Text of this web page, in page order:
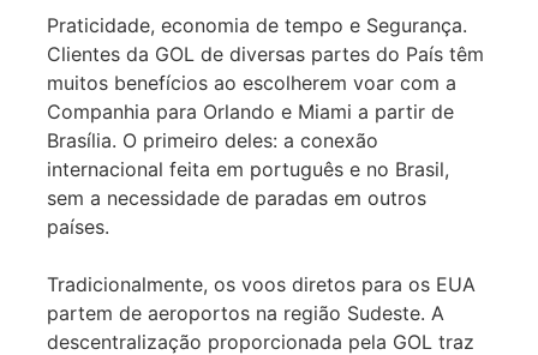
Praticidade, economia de tempo e Segurança.
Clientes da GOL de diversas partes do País têm
muitos benefícios ao escolherem voar com a
Companhia para Orlando e Miami a partir de
Brasília. O primeiro deles: a conexão
internacional feita em português e no Brasil,
sem a necessidade de paradas em outros
países.
Tradicionalmente, os voos diretos para os EUA
partem de aeroportos na região Sudeste. A
descentralização proporcionada pela GOL traz